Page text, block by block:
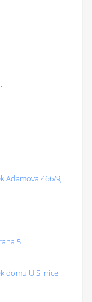
Adamova 466/9,
5
domu U Silnice